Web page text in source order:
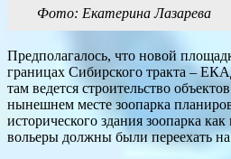
Фото: Екатерина Лазарева
Предполагалось, что новой
границах Сибирского тракта –
там ведется строительство
нынешнем месте зоопарка
исторического здания зоопарка
вольеры должны были переехать